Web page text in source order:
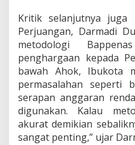
Kritik selanjutnya juga
Perjuangan, Darmadi
metodologi
penghargaan kepada
bawah Ahok, Ibukota
permasalahan seperti
serapan anggaran
digunakan. Kalau
akurat demikian
sangat penting,” ujar